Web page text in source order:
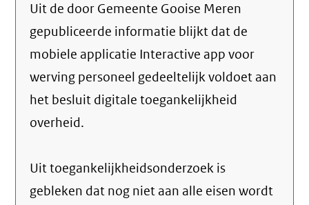
Uit de door Gemeente Gooise Meren
gepubliceerde informatie blijkt dat de
mobiele applicatie Interactive app voor
werving personeel gedeeltelijk voldoet aan
het besluit digitale toegankelijkheid
overheid.
Uit toegankelijkheidsonderzoek is
gebleken dat nog niet aan alle eisen wordt